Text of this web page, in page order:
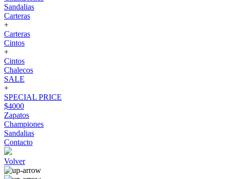
Sandalias
Carteras
+
Carteras
Cintos
+
Cintos
Chalecos
SALE
+
SPECIAL PRICE
$4000
Zapatos
Championes
Sandalias
Contacto
Volver